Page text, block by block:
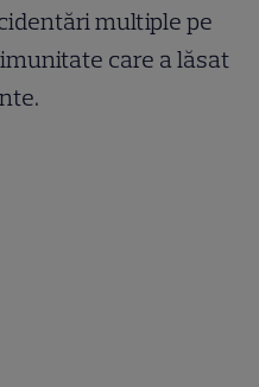
multiple pe
care a lăsat